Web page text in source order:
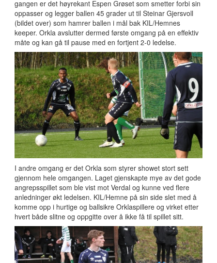
gangen er det høyrekant Espen Grøset som smetter forbi sin
oppasser og legger ballen 45 grader ut til Steinar Gjersvoll
(bildet over) som hamrer ballen i mål bak KIL/Hemnes
keeper. Orkla avslutter dermed første omgang på en effektiv
måte og kan gå til pause med en fortjent 2-0 ledelse.
I andre omgang er det Orkla som styrer showet stort sett
gjennom hele omgangen. Laget gjenskapte mye av det gode
angrepsspillet som ble vist mot Verdal og kunne ved flere
anledninger økt ledelsen. KIL/Hemne på sin side slet med å
komme opp i hurtige og ballsikre Orklaspillere og virket etter
hvert både slitne og oppgitte over å ikke få til spillet sitt.